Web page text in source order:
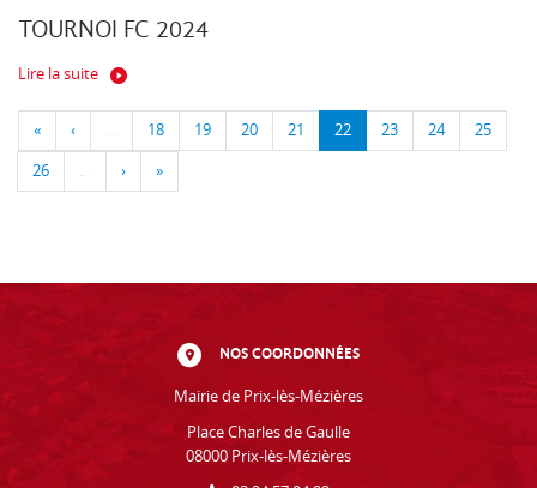
TOURNOI FC 2024
Lire la suite
« ‹ … 18 19 20 21 22 23 24 25
26 … › »
NOS COORDONNÉES
Mairie de Prix-lès-Mézières
Place Charles de Gaulle
08000 Prix-lès-Mézières